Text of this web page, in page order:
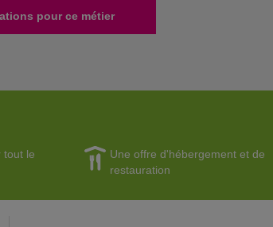
pour ce métier
tout le
Une offre d'hébergement et de
restauration